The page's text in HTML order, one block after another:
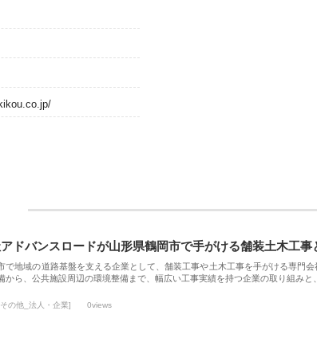
ドバンスロードが山形県鶴岡市で手がける舗装土木工事
で地域の道路基盤を支える企業として、舗装工事や土木工事を手がける専門
から、公共施設周辺の環境整備まで、幅広い工事実績を持つ企業の取り組みと
の他_法人・企業] 0views